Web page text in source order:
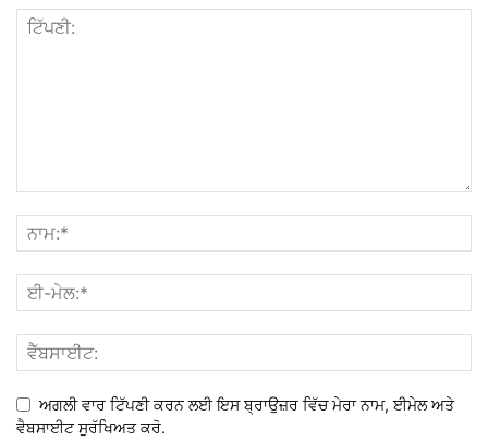
ਅਗਲੀ ਵਾਰ ਟਿੱਪਣੀ ਕਰਨ ਲਈ ਇਸ ਬ੍ਰਾਉਜ਼ਰ ਵਿੱਚ ਮੇਰਾ ਨਾਮ, ਈਮੇਲ ਅਤੇ
ਵੈਬਸਾਈਟ ਸੁਰੱਖਿਅਤ ਕਰੋ.